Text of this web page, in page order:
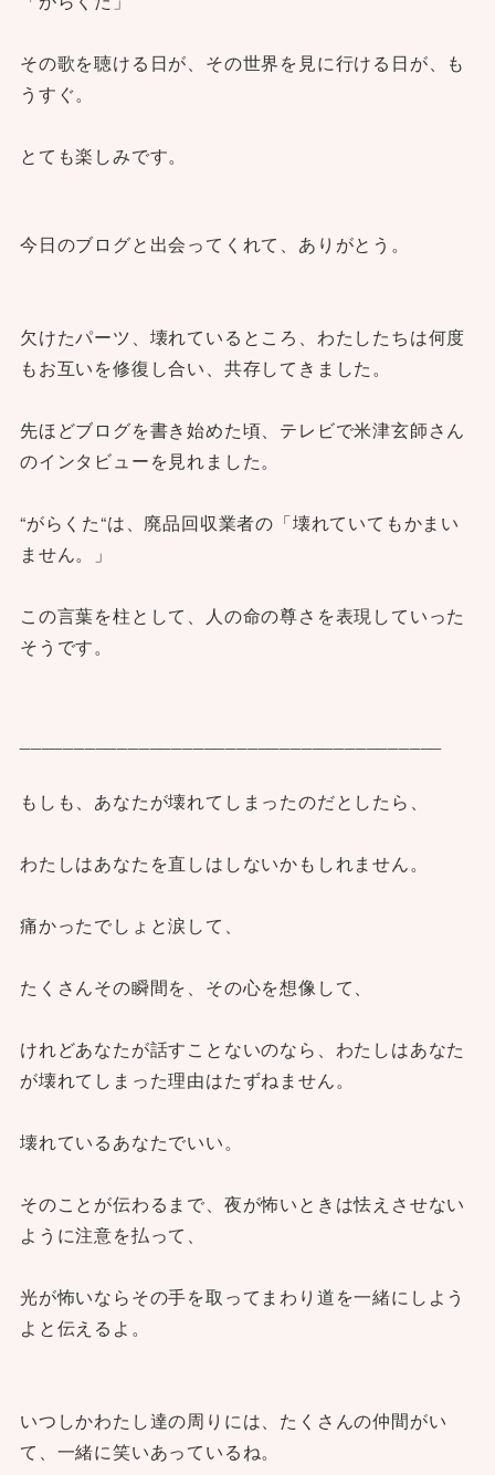
その歌を聴ける日が、その世界を見に行ける日が、も
うすぐ。
とても楽しみです。
今日のブログと出会ってくれて、ありがとう。
欠けたパーツ、壊れているところ、わたしたちは何度
もお互いを修復し合い、共存してきました。
先ほどブログを書き始めた頃、テレビで米津玄師さん
のインタビューを見れました。
“がらくた“は、廃品回収業者の「壊れていてもかまい
ません。」
この言葉を柱として、人の命の尊さを表現していった
そうです。
もしも、あなたが壊れてしまったのだとしたら、
わたしはあなたを直しはしないかもしれません。
痛かったでしょと涙して、
たくさんその瞬間を、その心を想像して、
けれどあなたが話すことないのなら、わたしはあなた
が壊れてしまった理由はたずねません。
壊れているあなたでいい。
そのことが伝わるまで、夜が怖いときは怯えさせない
ように注意を払って、
光が怖いならその手を取ってまわり道を一緒にしよう
よと伝えるよ。
いつしかわたし達の周りには、たくさんの仲間がい
て、一緒に笑いあっているね。